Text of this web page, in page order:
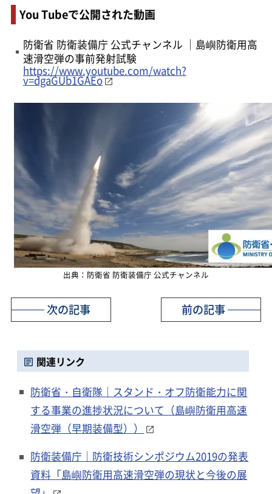
You Tubeで公開された動画
防衛省 防衛装備庁 公式チャンネル ｜島嶼防衛用高
速滑空弾の事前発射試験
https://www.youtube.com/watch?
v=dgaGUb1GAEo
出典：防衛省 防衛装備庁 公式チャンネル
前の記事
次の記事
関連リンク
防衛省・自衛隊｜スタンド・オフ防衛能力に関
する事業の進捗状況について（島嶼防衛用高速
滑空弾（早期装備型））
防衛装備庁｜防衛技術シンポジウム2019の発表
資料「島嶼防衛用高速滑空弾の現状と今後の展